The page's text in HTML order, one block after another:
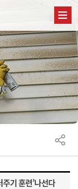
기 훈련’나선다